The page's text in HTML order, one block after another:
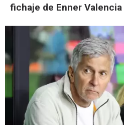
fichaje de Enner Valencia